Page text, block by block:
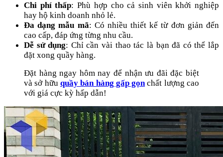
Chi phí thấp: Phù hợp cho cả sinh viên khởi nghiệp
hay hộ kinh doanh nhỏ lẻ.
Đa dạng mẫu mã: Có nhiều thiết kế từ đơn giản đến
cao cấp, đáp ứng từng nhu cầu.
Dễ sử dụng: Chỉ cần vài thao tác là bạn đã có thể lắp
đặt xong quầy hàng.
Đặt hàng ngay hôm nay để nhận ưu đãi đặc biệt
và sở hữu quầy bán hàng gấp gọnchất lượng cao
với giá cực kỳ hấp dẫn!